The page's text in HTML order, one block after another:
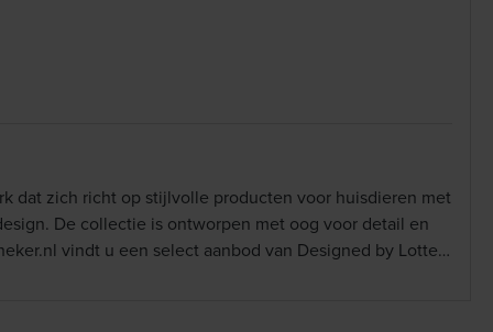
dat zich richt op stijlvolle producten voor huisdieren met
De collectie is ontworpen met oog voor detail en
vindt u een select aanbod van Designed by Lotte-